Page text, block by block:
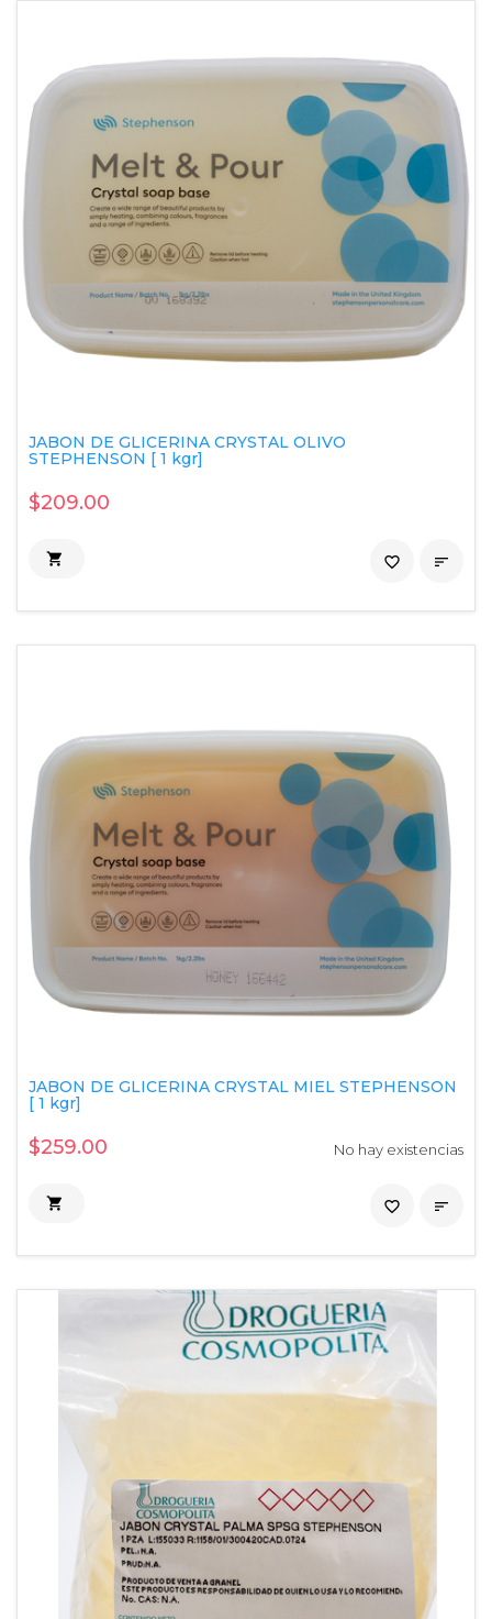
JABON DE GLICERINA CRYSTAL OLIVO
STEPHENSON [ 1 kgr]
$209.00
 
favorite_border
JABON DE GLICERINA CRYSTAL MIEL STEPHENSON
[ 1 kgr]
$259.00 No hay existencias
 
favorite_border